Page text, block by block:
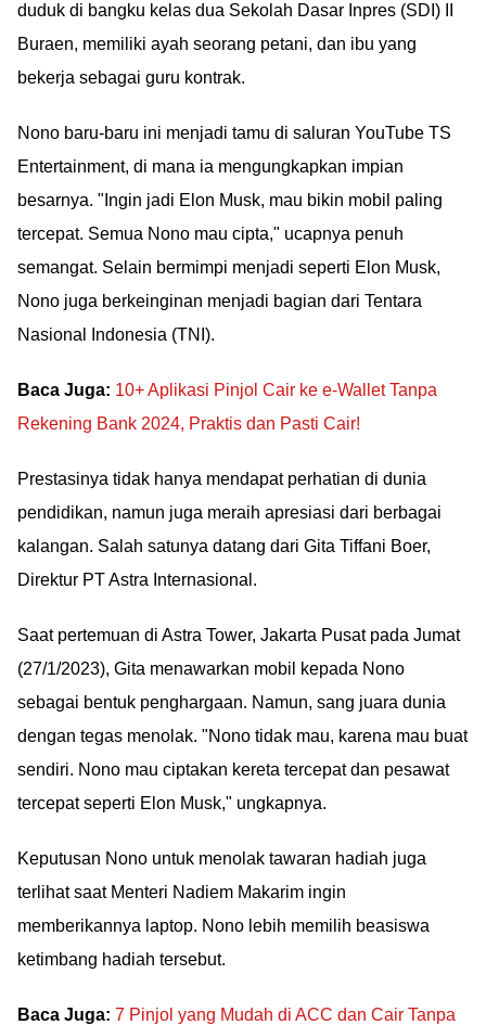
duduk di bangku kelas dua Sekolah Dasar Inpres (SDI) II
Buraen, memiliki ayah seorang petani, dan ibu yang
bekerja sebagai guru kontrak.
Nono baru-baru ini menjadi tamu di saluran YouTube TS
Entertainment, di mana ia mengungkapkan impian
besarnya. "Ingin jadi Elon Musk, mau bikin mobil paling
tercepat. Semua Nono mau cipta," ucapnya penuh
semangat. Selain bermimpi menjadi seperti Elon Musk,
Nono juga berkeinginan menjadi bagian dari Tentara
Nasional Indonesia (TNI).
Baca Juga: 10+ Aplikasi Pinjol Cair ke e-Wallet Tanpa
Rekening Bank 2024, Praktis dan Pasti Cair!
Prestasinya tidak hanya mendapat perhatian di dunia
pendidikan, namun juga meraih apresiasi dari berbagai
kalangan. Salah satunya datang dari Gita Tiffani Boer,
Direktur PT Astra Internasional.
Saat pertemuan di Astra Tower, Jakarta Pusat pada Jumat
(27/1/2023), Gita menawarkan mobil kepada Nono
sebagai bentuk penghargaan. Namun, sang juara dunia
dengan tegas menolak. "Nono tidak mau, karena mau buat
sendiri. Nono mau ciptakan kereta tercepat dan pesawat
tercepat seperti Elon Musk," ungkapnya.
Keputusan Nono untuk menolak tawaran hadiah juga
terlihat saat Menteri Nadiem Makarim ingin
memberikannya laptop. Nono lebih memilih beasiswa
ketimbang hadiah tersebut.
Baca Juga: 7 Pinjol yang Mudah di ACC dan Cair Tanpa